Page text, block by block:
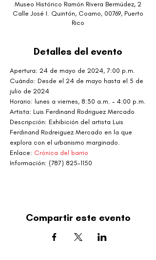
Museo Histórico Ramón Rivera Bermúdez, 2
Calle José I. Quintón, Coamo, 00769, Puerto
Rico
Detalles del evento
Apertura: 24 de mayo de 2024, 7:00 p.m.
Cuándo: Desde el 24 de mayo hasta el 5 de
julio de 2024
Horario: lunes a viernes, 8:30 a.m. – 4:00 p.m.
Artista: Luis Ferdinand Rodriguez Mercado
Descripción: Exhibición del artista Luis
Ferdinand Rodreiguez Mercado en la que
explora con el urbanismo marginado.
Enlace: Crónica del barrio
Información: (787) 825-1150
Compartir este evento